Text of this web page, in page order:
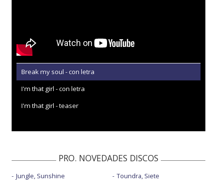
Break my soul - con letra
I'm that girl - con letra
I'm that girl - teaser
PRO. NOVEDADES DISCOS
Jungle, Sunshine
Toundra, Siete